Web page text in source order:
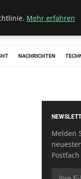
NACHRICHTEN
Melden
Mehr erfahren